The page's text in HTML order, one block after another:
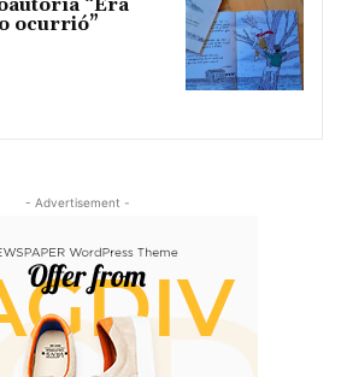
“Era
ocurrió”
- Advertisement -